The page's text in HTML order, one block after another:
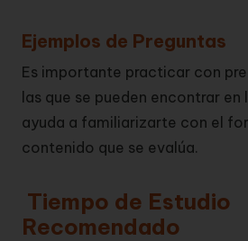
Ejemplos de Preguntas
Es importante practicar con
las que se pueden encontrar en
ayuda a familiarizarte con el
contenido que se evalúa.
Tiempo de Estudio
Recomendado